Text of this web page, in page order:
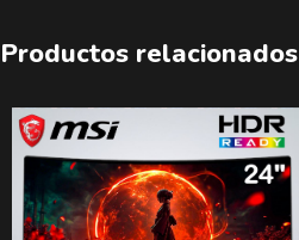
Productos relacionados